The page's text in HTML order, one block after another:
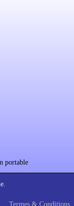
portable
Termes & Conditions